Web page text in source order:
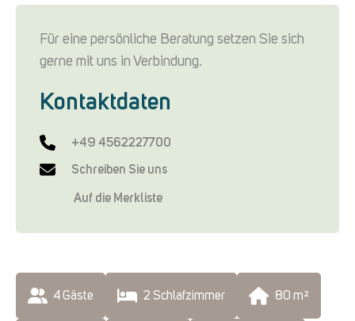
Für eine persönliche Beratung setzen Sie sich
gerne mit uns in Verbindung.
Kontaktdaten
+49 4562227700
Schreiben Sie uns
Auf die Merkliste
4 Gäste 2 Schlafzimmer 80 m²